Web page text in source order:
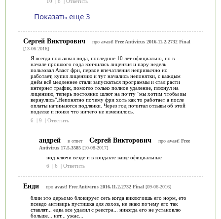
Показать еще 3
Сергей Викторович про avast! Free Antivirus 2016.11.2.2732 Final
[13-06-2016]
Я всегда пользовал нода, последние 10 лет официально, но в
начале прошлого года кончилась лицензия и пару недель
пользовал Аваст фри, первое впечатления непривычно но
работает, купил лицензию и тут начались непонятки, с каждым
днём всё медленнее стали запускаться программы и стал расти
интернет трафик, помогло только полное удаление, плюнул на
лицензию, теперь постоянно шлют на почту "мы хотим чтобы вы
вернулись".Непонятно почему фри хоть как то работает а после
оплаты начинаются подлянки. Через год почитал отзывы об этой
поделке и понял что ничего не изменилось.
6
| 9 | Ответить
андрей в ответ Сергей Викторович про avast! Free
Antivirus 17.5.3585[10-08-2017]
нод ключи везде и в кондакте ваще официальные
6
| 6 | Ответить
Енди про avast! Free Antivirus 2016.11.2.2732 Final [09-06-2016]
блин это дерьомо блокирует сеть когда виключишь его норм, ето
псевдо антивирь пустишка для лохов, не знаю почему его так
ставлят... едва все удалил с реестра... никогда его не установлю
больше... нет... ужас...